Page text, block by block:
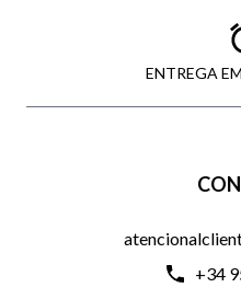
ENTREGA
+34